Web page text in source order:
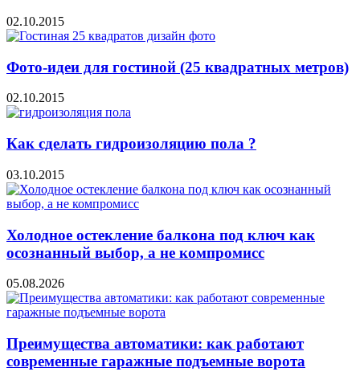
02.10.2015
Фото-идеи для гостиной (25 квадратных метров)
02.10.2015
Как сделать гидроизоляцию пола ?
03.10.2015
Холодное остекление балкона под ключ как
осознанный выбор, а не компромисс
05.08.2026
Преимущества автоматики: как работают
современные гаражные подъемные ворота